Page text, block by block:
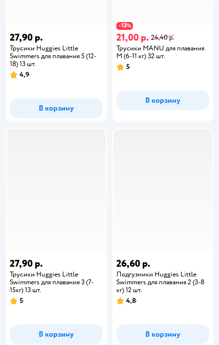
27,90 р.
Трусики Huggies Little
Swimmers для плавания 5 (12-
18) 13 шт.
4,9
В корзину
−13%
21,00 р. 24,40 р.
Трусики MANU для плавания
M (6-11 кг) 32 шт.
5
В корзину
27,90 р.
Трусики Huggies Little
Swimmers для плавания 3 (7-
15кг) 13 шт.
5
В корзину
26,60 р.
Подгузники Huggies Little
Swimmers для плавания 2 (3-8
кг) 12 шт.
4,8
В корзину